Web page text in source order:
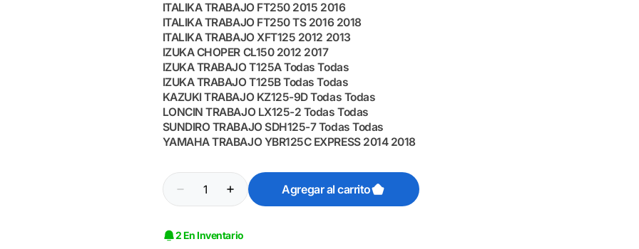
ITALIKA TRABAJO FT250 2015 2016
ITALIKA TRABAJO FT250 TS 2016 2018
ITALIKA TRABAJO XFT125 2012 2013
IZUKA CHOPER CL150 2012 2017
IZUKA TRABAJO T125A Todas Todas
IZUKA TRABAJO T125B Todas Todas
KAZUKI TRABAJO KZ125-9D Todas Todas
LONCIN TRABAJO LX125-2 Todas Todas
SUNDIRO TRABAJO SDH125-7 Todas Todas
YAMAHA TRABAJO YBR125C EXPRESS 2014 2018
Reducir
cantidad
de
Cantidad
Aumentar
cantidad
de
Agregar al carrito
2 En Inventario